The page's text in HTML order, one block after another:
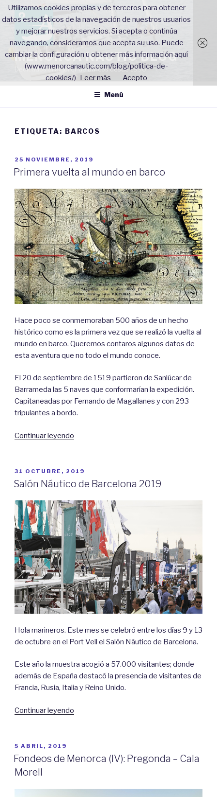
Saltar
al
contenido
MENORCA NAUTIC BLOG
Dedicados al alquiler de barcos desde 1990
Menú
ETIQUETA: BARCOS
PUBLICADO
EL
25 NOVIEMBRE, 2019
Primera vuelta al mundo en barco
Hace poco se conmemoraban 500 años de un hecho
histórico como es la primera vez que se realizó la vuelta al
mundo en barco. Queremos contaros algunos datos de
esta aventura que no todo el mundo conoce.
El 20 de septiembre de 1519 partieron de Sanlúcar de
Barrameda las 5 naves que conformarían la expedición.
Capitaneadas por Fernando de Magallanes y con 293
tripulantes a bordo.
Continuar leyendo
mundo
en
PUBLICADO
EL
31 OCTUBRE, 2019
Salón Náutico de Barcelona 2019
Hola marineros. Este mes se celebró entre los días 9 y 13
de octubre en el Port Vell el Salón Náutico de Barcelona.
Este año la muestra acogió a 57.000 visitantes; donde
además de España destacó la presencia de visitantes de
Francia, Rusia, Italia y Reino Unido.
Continuar leyendo
2019»
PUBLICADO
EL
5 ABRIL, 2019
Fondeos de Menorca (IV): Pregonda – Cala
Morell
Utilizamos cookies propias y de terceros para obtener
datos estadísticos de la navegación de nuestros usuarios
y mejorar nuestros servicios. Si acepta o continúa
navegando, consideramos que acepta su uso. Puede
cambiar la configuración u obtener más información aquí
(www.menorcanautic.com/blog/politica-de-
cookies/) Leer más Acepto